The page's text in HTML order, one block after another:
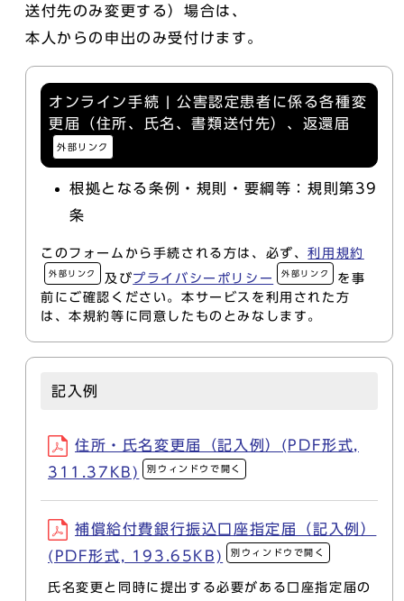
送付先のみ変更する）場合は、
本人からの申出のみ受付けます。
オンライン手続 | 公害認定患者に係る各種変
更届（住所、氏名、書類送付先）、返還届
外部リンク
根拠となる条例・規則・要綱等：規則第39
条
このフォームから手続される方は、必ず、利用規約
外部リンク 及びプライバシーポリシー 外部リンク
を事
前にご確認ください。本サービスを利用された方
は、本規約等に同意したものとみなします。
記入例
住所・氏名変更届（記入例）(PDF形式,
311.37KB)
別ウィンドウで開く
補償給付費銀行振込口座指定届（記入例）
(PDF形式, 193.65KB)
別ウィンドウで開く
氏名変更と同時に提出する必要がある口座指定届の